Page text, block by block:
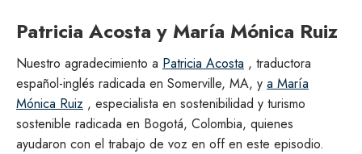
Patricia Acosta y María Mónica Ruiz
Nuestro agradecimiento a Patricia Acosta , traductora
español-inglés radicada en Somerville, MA, y a María
Mónica Ruiz , especialista en sostenibilidad y turismo
sostenible radicada en Bogotá, Colombia, quienes
ayudaron con el trabajo de voz en off en este episodio.